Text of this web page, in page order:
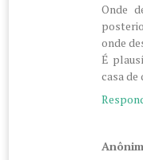
Onde
onde
É
casa de